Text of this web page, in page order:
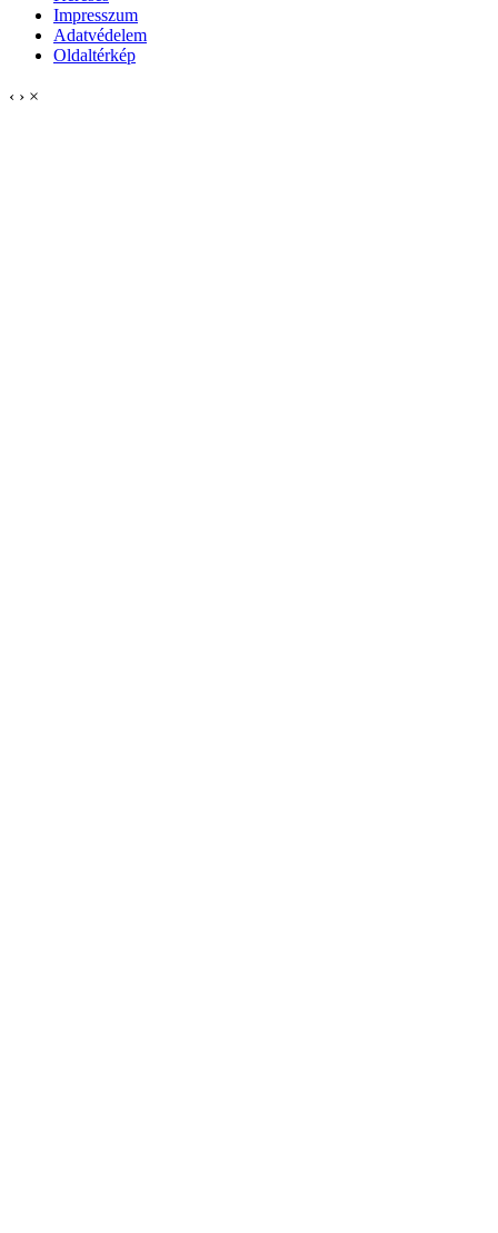
Impresszum
Adatvédelem
Oldaltérkép
‹ › ×